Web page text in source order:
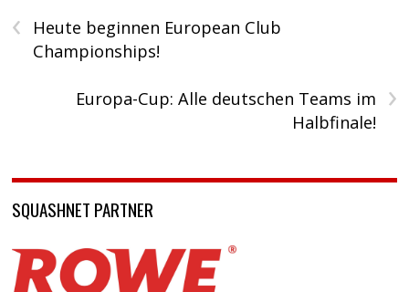
‹
Heute beginnen European Club
Championships!
›
Europa-Cup: Alle deutschen Teams im
Halbfinale!
SQUASHNET PARTNER